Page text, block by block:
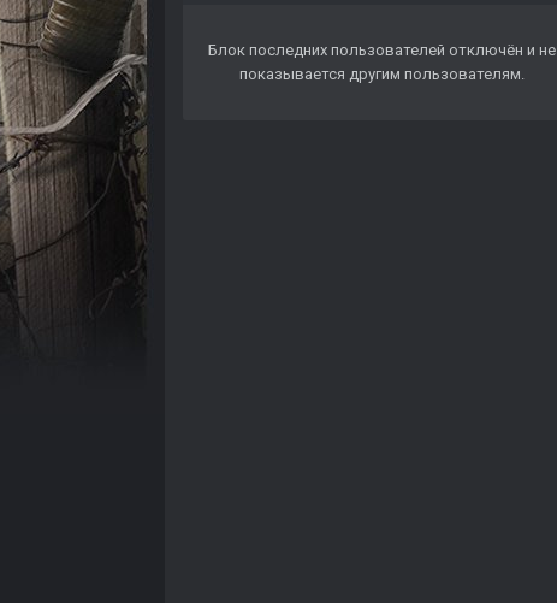
Блок последних пользователей отключён и не
показывается другим пользователям.